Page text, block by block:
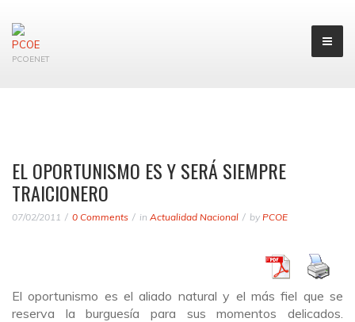
PCOENET
EL OPORTUNISMO ES Y SERÁ SIEMPRE
TRAICIONERO
07/02/2011 0 Comments in Actualidad Nacional by PCOE
El oportunismo es el aliado natural y el más fiel que se
reserva la burguesía para sus momentos delicados.